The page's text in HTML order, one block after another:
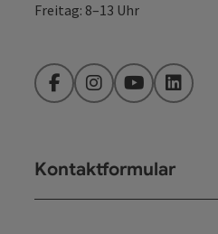
Freitag: 8–13 Uhr
FacebookInstagramYouTubeLinkedIn
Kontaktformular